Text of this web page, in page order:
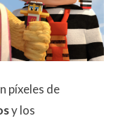
píxeles de
y los